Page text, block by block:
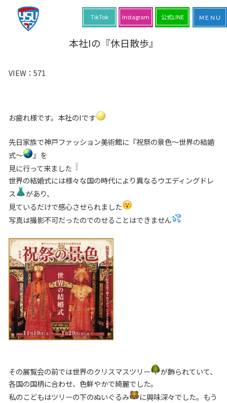
本社Iの『休日散歩』
VIEW： 571
お疲れ様です。本社のIです
先日家族で神戸ファッション美術館に『祝祭の景色～世界の結婚
式～
』を
見に行って来ました
世界の結婚式には様々な国の時代により異なるウエディングドレ
ス
があり、
見ているだけで感心させられました
写真は撮影不可だったのでのせることはできません
その展覧会の前では世界のクリスマスツリー
が飾られていて、
各国の国柄に合わせ、色鮮やかで綺麗でした。
私のこどもはツリーの下のぬいぐるみ
に興味深々でした。もう
公式LINE
Instagram
TikTok